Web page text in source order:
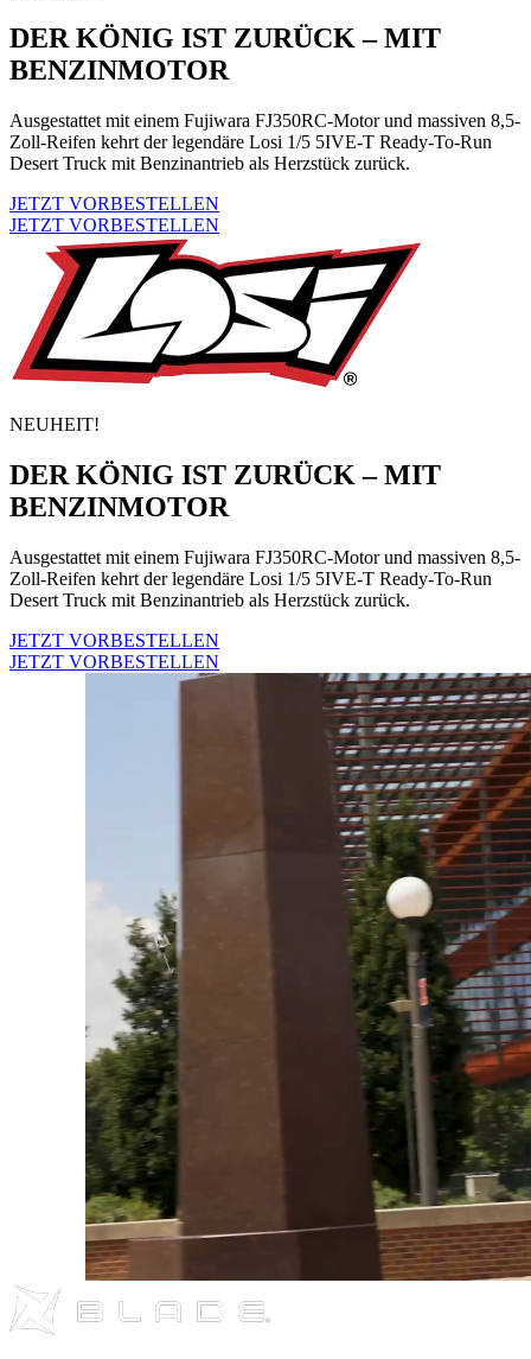
DER KÖNIG IST ZURÜCK – MIT
BENZINMOTOR
Ausgestattet mit einem Fujiwara FJ350RC-Motor und massiven 8,5-
Zoll-Reifen kehrt der legendäre Losi 1/5 5IVE-T Ready-To-Run
Desert Truck mit Benzinantrieb als Herzstück zurück.
JETZT VORBESTELLEN
JETZT VORBESTELLEN
NEUHEIT!
DER KÖNIG IST ZURÜCK – MIT
BENZINMOTOR
Ausgestattet mit einem Fujiwara FJ350RC-Motor und massiven 8,5-
Zoll-Reifen kehrt der legendäre Losi 1/5 5IVE-T Ready-To-Run
Desert Truck mit Benzinantrieb als Herzstück zurück.
JETZT VORBESTELLEN
JETZT VORBESTELLEN